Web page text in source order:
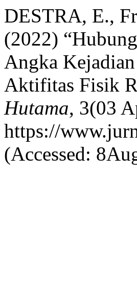
DESTRA, E.,
(2022)
Angka
Aktifitas Fisik
Hutama, 3(03
https://
(Accessed: